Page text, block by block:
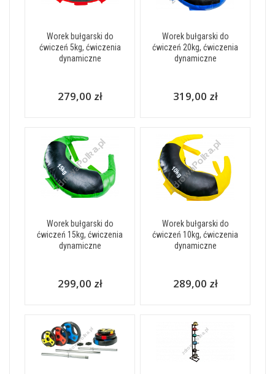
Worek bułgarski do
ćwiczeń 5kg, ćwiczenia
dynamiczne
279,00 zł
Worek bułgarski do
ćwiczeń 20kg, ćwiczenia
dynamiczne
319,00 zł
Worek bułgarski do
ćwiczeń 15kg, ćwiczenia
dynamiczne
299,00 zł
Worek bułgarski do
ćwiczeń 10kg, ćwiczenia
dynamiczne
289,00 zł